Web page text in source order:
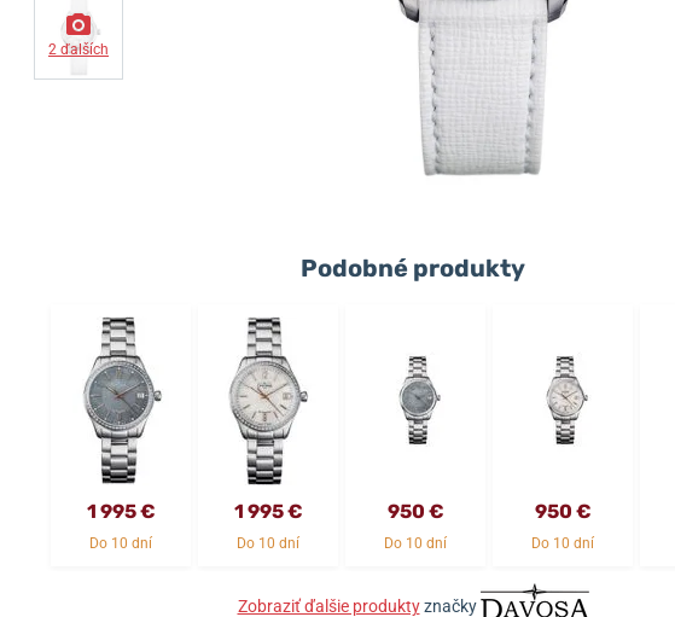
2 ďalších
Podobné produkty
1 995 €
Do 10 dní
1 995 €
Do 10 dní
950 €
Do 10 dní
950 €
Do 10 dní
Zobraziť ďalšie produktyznačky